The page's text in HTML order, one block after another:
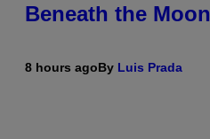
Beneath the Moon
8 hours agoBy Luis Prada